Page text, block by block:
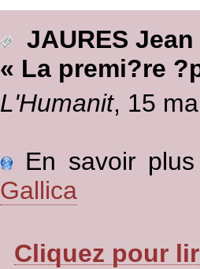
JAURES Jean
« La premi?re
L'Humanit, 15
En savoir
Gallica
Cliquez pour